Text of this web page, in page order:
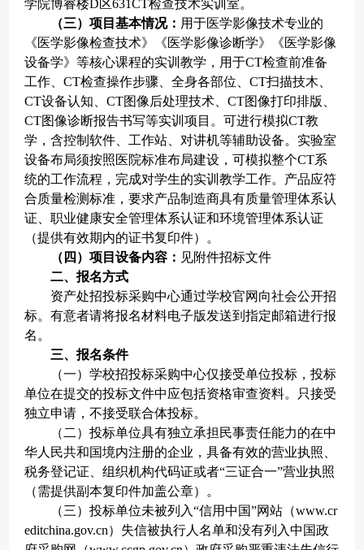
学院博睿楼D区631CT检查技术实训室。
（三）项目基本情况： 用于医学影像技术专业的
《医学影像检查技术》《医学影像诊断学》《医学影像
设备学》等核心课程的实训教学，用于CT检查前准备
工作、CT检查操作步骤、全身各部位、CT扫描技木、
CT设备认知、CT图像后处理技术、CT图像打印排版、
CT图像诊断报告书写等实训项目。可进行模拟CT教
学，含控制软件、工作站、对讲机等辅助设备。实验室
设备布局须按照医院标准布局建设，可模拟整个CT系
统的工作流程，完成对学生的实训教学工作。产品应符
合质量检测标准，要求产品制造商具有质量管理体系认
证、职业健康安全管理体系认证和环境管理体系认证
（提供有效期内的证书复印件）。
（四）项目设备内容 ： 见附件招标文件
二、报名方式
资产处招投标采购中心通过学校官网向社会公开招
标。有意者请将报名材料电子版发送到指定邮箱进行报
名。
三、报名条件
（一）学校招投标采购中心仅接受单位投标，投标
单位在提交的投标文件中应包括资格审查资料。只接受
独立申请，不接受联合体投标。
（ 二 ）投标单位具有独立承担民事责任能力的在中
华人民共和国境内注册的企业，具备有效的营业执照、
税务登记证、组织机构代码证或者“三证合一”营业执照
（需提供副本复印件加盖公章）。
（三）投标单位未被列入“信用中国”网站（www.cr
editchina.gov.cn）失信被执行人名单和没有列入中国政